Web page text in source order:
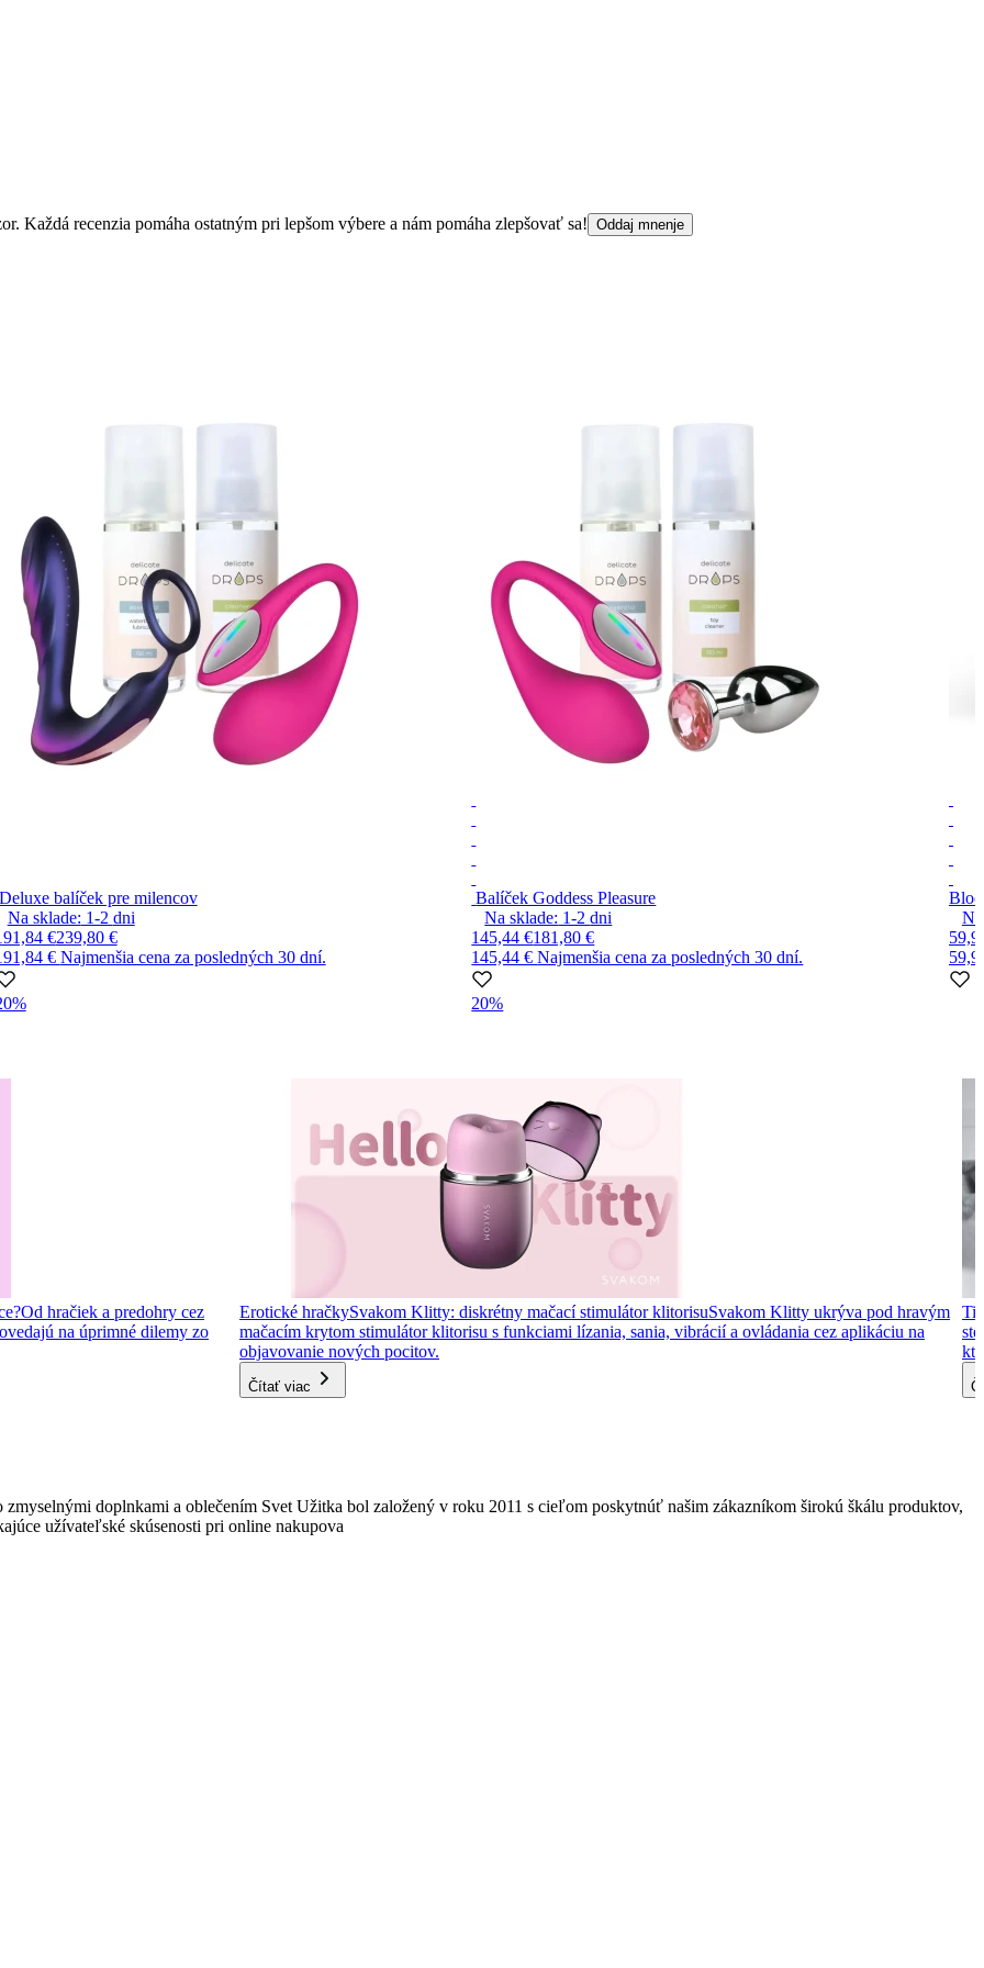
Každá recenzia pomáha ostatným pri lepšom výbere a nám pomáha zlepšovať sa! Oddaj mnenje
balíček pre milencov
Na sklade: 1-2 dni
€239,80 €
€ Najmenšia cena za posledných 30 dní.
Balíček Goddess Pleasure
Na sklade: 1-2dni
145,44 €181,80 €
145,44 €Najmenšia cena za posledných 30 dní.
20%
Od hračiek a predohry cez
na úprimné dilemy zo
Erotické hračkySvakom Klitty: diskrétny mačací stimulátor klitorisuSvakom Klitty ukrýva pod hravým
mačacím krytom stimulátor klitorisu s funkciami lízania, sania, vibrácií a ovládania cez aplikáciu na
objavovanie nových pocitov.
Čítať viac
zmyselnými doplnkami a oblečením Svet Užitka bol založený v roku 2011 s cieľom poskytnúť našim zákazníkom širokú škálu produktov,
užívateľské skúsenosti pri online nakupova